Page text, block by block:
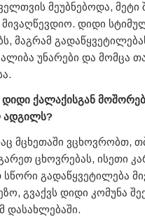
მეუბნებოდა, მეტი
დიდი
მაგრამ
უნარები და მომცა
დიდი ქალაქისგან
ადგილს?
მცხეთაში ვცხოვრობთ,
ცხოვრებას, ისეთი
გადაწყვეტილება
გვაქვს დიდი კომუნა
დასახლებაში.